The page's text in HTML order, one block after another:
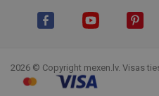
2026 © Copyright mexen.lv. Visas